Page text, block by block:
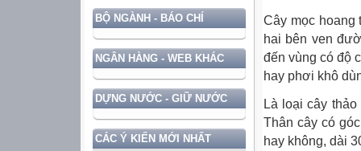
BỘ NGÀNH - BÁO CHÍ
NGÂN HÀNG - WEB KHÁC
DỰNG NƯỚC - GIỮ NƯỚC
CÁC Ý KIẾN MỚI NHẤT
Cây mọc hoang
hai bên ven
đến vùng có độ
hay phơi khô
Là loại cây
Thân cây có
hay không, dài